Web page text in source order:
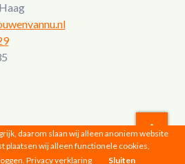
© 2026 |Privacyverklaring
daarom slaan wij alleen anoniem website
plaatsen wij alleen functionele cookies,
Privacy verklaring Sluiten